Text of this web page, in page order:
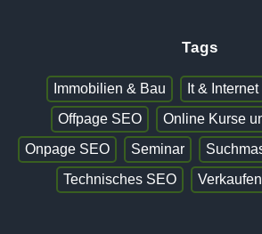
Tags
Immobilien & Bau It & Internet
Offpage SEO
Online Kurse
Onpage SEO
Seminar
Technisches SEO
Verkaufen